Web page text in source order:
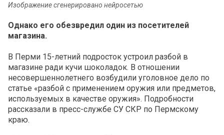
Изображение сгенерировано нейросетью
Однако его обезвредил один из посетителей
магазина.
В Перми 15-летний подросток устроил разбой в
магазине ради кучи шоколадок. В отношении
несовершеннолетнего возбудили уголовное дело по
статье «разбой с применением оружия или предметов,
используемых в качестве оружия». Подробности
рассказали в пресс-службе СУ СКР по Пермскому
краю.